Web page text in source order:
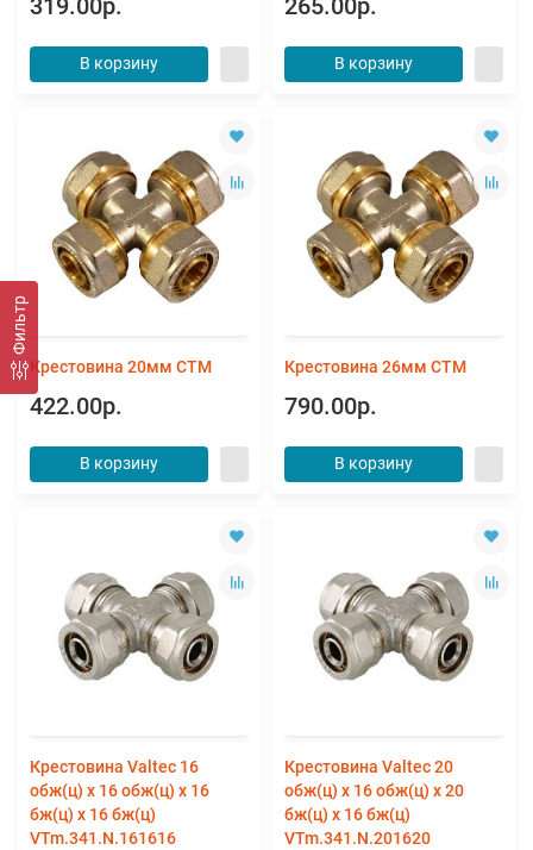
Фильтр
319.00р.
В корзину
265.00р.
В корзину
Крестовина 20мм СТМ
422.00р.
В корзину
Крестовина 26мм СТМ
790.00р.
В корзину
Крестовина Valtec 16
обж(ц) х 16 обж(ц) х 16
бж(ц) х 16 бж(ц)
VTm.341.N.161616
Крестовина Valtec 20
обж(ц) х 16 обж(ц) х 20
бж(ц) х 16 бж(ц)
VTm.341.N.201620